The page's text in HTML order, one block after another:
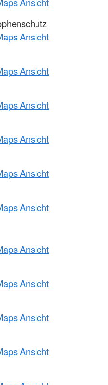
Ansicht
Ansicht
Ansicht
Ansicht
Ansicht
Ansicht
Ansicht
Ansicht
Ansicht
Ansicht